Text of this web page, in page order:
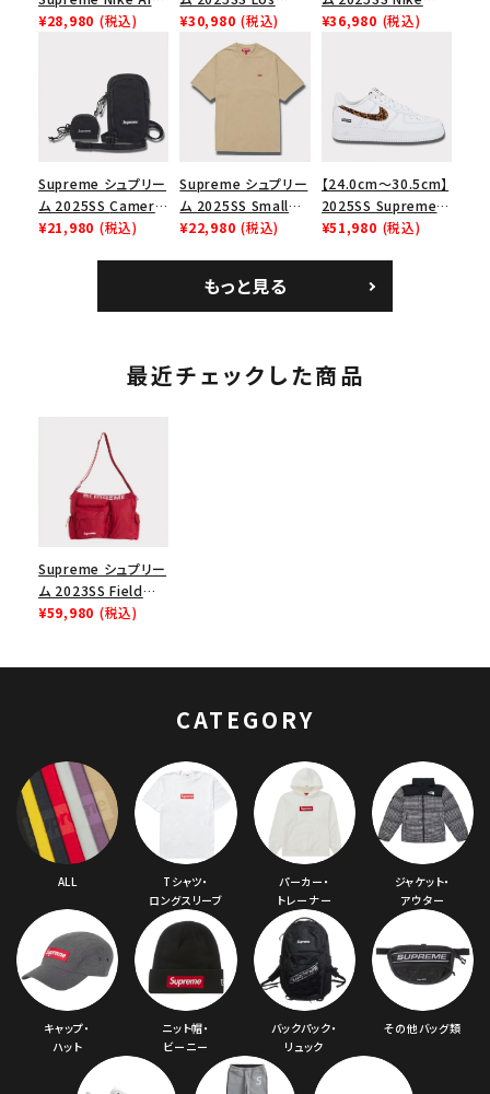
Force 1 Low シュプ
ューズ ホワイト
¥28,980 (税込)
Angeles Fire Relief
Box Logo Tee ファ
イヤーリリーフボック
スロゴTシャツ ホワ
イト 白
¥30,980 (税込)
Leather Shoulder
¥36,980 (税込)
Supreme シュプリー
ム 2025SS Camera
Bag + Mini Pouch
¥21,980 (税込)
Supreme シュプリー
ム 2025SS Small
Box Tee スモールボ
¥22,980 (税込)
【24.0cm～30.5cm】
2025SS Supreme
GOODENOUGH
ムグッドイナフ ナイキ
エアフォース１スニー
¥51,980 (税込)
もっと見る
最近チェックした商品
Supreme シュプリー
ム 2023SS Field
Messenger Bag フ
¥59,980 (税込)
CATEGORY
ALL
Tシャツ・
ロングスリーブ
パーカー・
トレーナー
ジャケット・
アウター
キャップ・
ハット
ニット帽・
ビーニー
バックパック・
リュック
その他バッグ類